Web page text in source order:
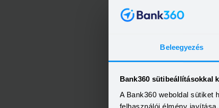
Beleegyezés
Bank360 sütibeállításokkal
A Bank360 weboldal sütiket
felhasználói élmény